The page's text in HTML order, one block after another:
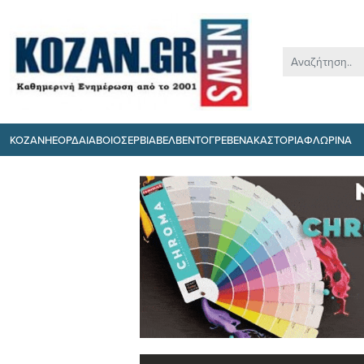
ΚΟΖΑΝΗΕΟΡΔΑΙΑΒΟΙΟΣΕΡΒΙΑΒΕΛΒΕΝΤΟΓΡΕΒΕΝΑΚΑΣΤΟΡΙΑΦΛΩΡΙΝΑ